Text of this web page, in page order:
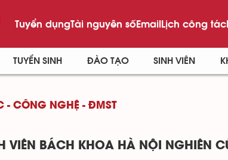
Tuyển dụngTài nguyên sốEmailLịch công tác
TUYỂN SINH ĐÀO TẠO SINH VIÊN
- CÔNG NGHỆ - ĐMST
VIÊN BÁCH KHOA HÀ NỘI NGHIÊN